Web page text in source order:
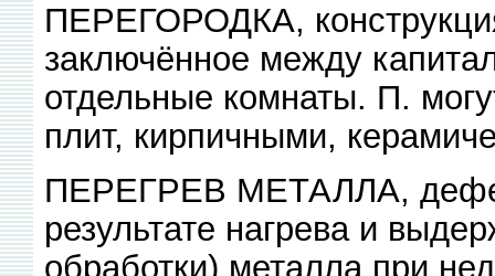
ПЕРЕГОРОДКА,
заключённое между
отдельные комнаты. П.
плит, кирпичными,
ПЕРЕГРЕВ МЕТАЛЛА,
результате нагрева и
обработки) металла при